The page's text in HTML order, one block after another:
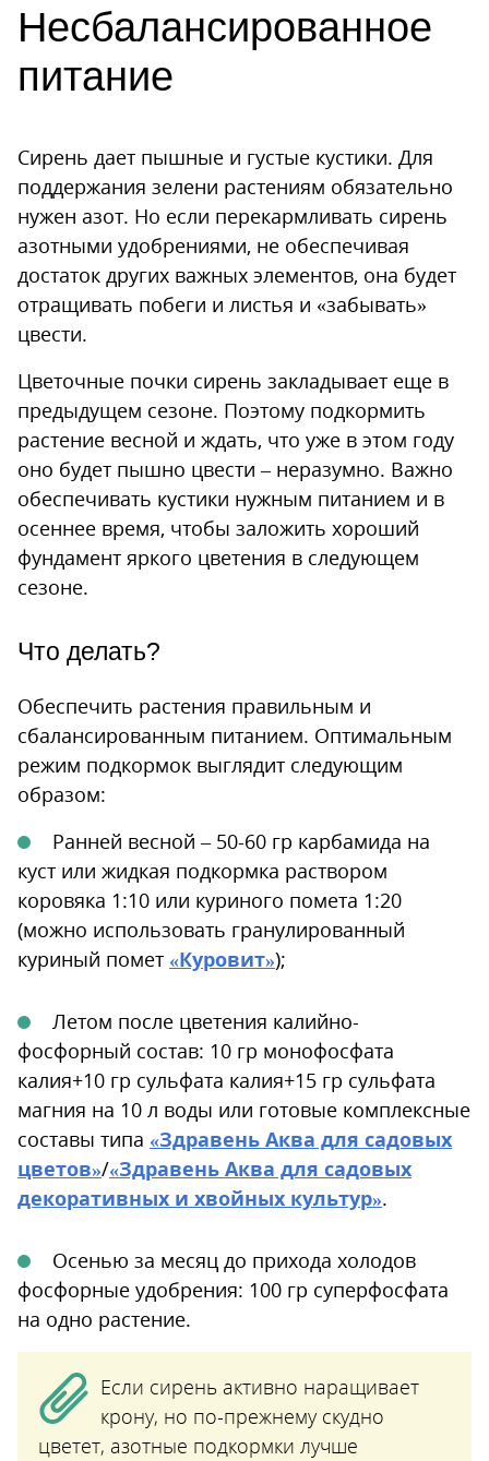
Несбалансированное
питание
Сирень дает пышные и густые кустики. Для
поддержания зелени растениям обязательно
нужен азот. Но если перекармливать сирень
азотными удобрениями, не обеспечивая
достаток других важных элементов, она будет
отращивать побеги и листья и «забывать»
цвести.
Цветочные почки сирень закладывает еще в
предыдущем сезоне. Поэтому подкормить
растение весной и ждать, что уже в этом году
оно будет пышно цвести – неразумно. Важно
обеспечивать кустики нужным питанием и в
осеннее время, чтобы заложить хороший
фундамент яркого цветения в следующем
сезоне.
Что делать?
Обеспечить растения правильным и
сбалансированным питанием. Оптимальным
режим подкормок выглядит следующим
образом:
Ранней весной – 50-60 гр карбамида на
куст или жидкая подкормка раствором
коровяка 1:10 или куриного помета 1:20
(можно использовать гранулированный
куриный помет «Куровит»);
Летом после цветения калийно-
фосфорный состав: 10 гр монофосфата
калия+10 гр сульфата калия+15 гр сульфата
магния на 10 л воды или готовые комплексные
составы типа «Здравень Аква для садовых
цветов»/«Здравень Аква для садовых
декоративных и хвойных культур».
Осенью за месяц до прихода холодов
фосфорные удобрения: 100 гр суперфосфата
на одно растение.
Если сирень активно наращивает
крону, но по-прежнему скудно
цветет, азотные подкормки лучше